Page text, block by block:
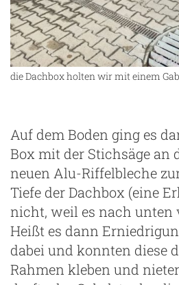
die Dachbox holten wir mit einem
Auf dem Boden ging es
Box mit der Stichsäge an
neuen Alu-Riffelbleche
Tiefe der Dachbox (eine
nicht, weil es nach unten
Heißt es dann
dabei und konnten diese
Rahmen kleben und